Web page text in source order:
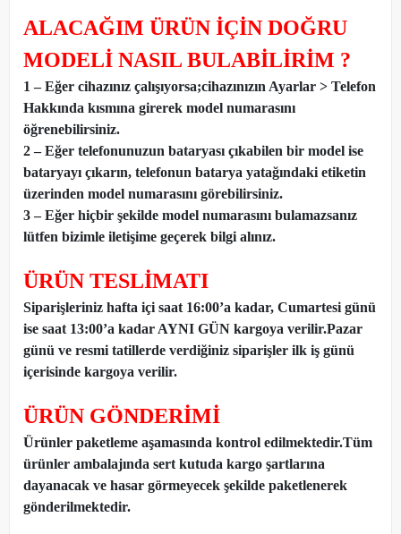
ALACAĞIM ÜRÜN İÇİN DOĞRU
MODELİ NASIL BULABİLİRİM ?
1 – Eğer cihazınız çalışıyorsa;cihazınızın Ayarlar > Telefon
Hakkında kısmına girerek model numarasını
öğrenebilirsiniz.
2 – Eğer telefonunuzun bataryası çıkabilen bir model ise
bataryayı çıkarın, telefonun batarya yatağındaki etiketin
üzerinden model numarasını görebilirsiniz.
3 – Eğer hiçbir şekilde model numarasını bulamazsanız
lütfen bizimle iletişime geçerek bilgi alınız.
ÜRÜN TESLİMATI
Siparişleriniz hafta içi saat 16:00’a kadar, Cumartesi günü
ise saat 13:00’a kadar AYNI GÜN kargoya verilir.Pazar
günü ve resmi tatillerde verdiğiniz siparişler ilk iş günü
içerisinde kargoya verilir.
ÜRÜN GÖNDERİMİ
Ürünler paketleme aşamasında kontrol edilmektedir.Tüm
ürünler ambalajında sert kutuda kargo şartlarına
dayanacak ve hasar görmeyecek şekilde paketlenerek
gönderilmektedir.